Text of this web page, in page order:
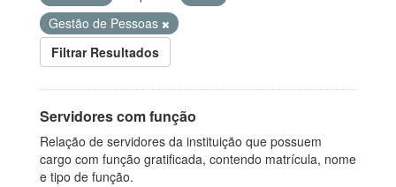
Gestão de Pessoas
Filtrar Resultados
Servidores com função
Relação de servidores da instituição que possuem
cargo com função gratificada, contendo matrícula, nome
e tipo de função.